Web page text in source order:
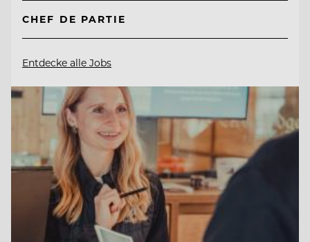
CHEF DE PARTIE
Entdecke alle Jobs